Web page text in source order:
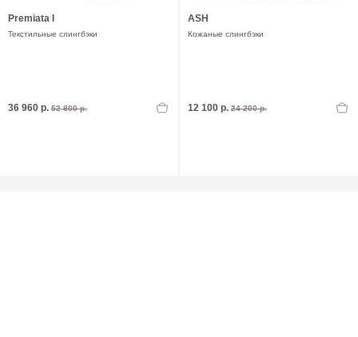
Premiata I
Текстильные слингбэки
36 960 р. 52 800 р.
ASH
Кожаные слингбэки
12 100 р. 24 200 р.